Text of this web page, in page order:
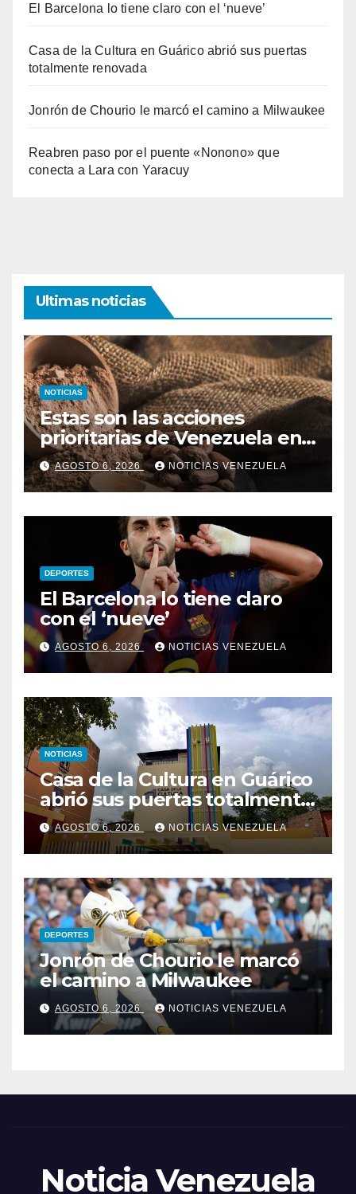
El Barcelona lo tiene claro con el ‘nueve’
Casa de la Cultura en Guárico abrió sus puertas
totalmente renovada
Jonrón de Chourio le marcó el camino a Milwaukee
Reabren paso por el puente «Nonono» que
conecta a Lara con Yaracuy
Ultimas noticias
NOTICIAS
Estas son las acciones
prioritarias de Venezuela en
materia de cacao
AGOSTO 6, 2026 NOTICIAS VENEZUELA
DEPORTES
El Barcelona lo tiene claro
con el ‘nueve’
AGOSTO 6, 2026 NOTICIAS VENEZUELA
NOTICIAS
Casa de la Cultura en Guárico
abrió sus puertas totalmente
renovada
AGOSTO 6, 2026 NOTICIAS VENEZUELA
DEPORTES
Jonrón de Chourio le marcó
el camino a Milwaukee
AGOSTO 6, 2026 NOTICIAS VENEZUELA
Noticia Venezuela